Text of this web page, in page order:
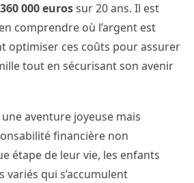
360 000 eurossur 20 ans. Il est
comprendre où l’argent est
optimiser ces coûts pour assurer
tout en sécurisant son avenir
aventure joyeuse mais
financière non
étape de leur vie, les enfants
qui s’accumulent